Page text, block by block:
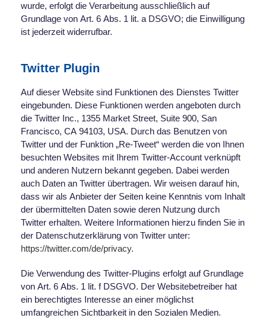
wurde, erfolgt die Verarbeitung ausschließlich auf
Grundlage von Art. 6 Abs. 1 lit. a DSGVO; die Einwilligung
ist jederzeit widerrufbar.
Twitter Plugin
Auf dieser Website sind Funktionen des Dienstes Twitter
eingebunden. Diese Funktionen werden angeboten durch
die Twitter Inc., 1355 Market Street, Suite 900, San
Francisco, CA 94103, USA. Durch das Benutzen von
Twitter und der Funktion „Re-Tweet“ werden die von Ihnen
besuchten Websites mit Ihrem Twitter-Account verknüpft
und anderen Nutzern bekannt gegeben. Dabei werden
auch Daten an Twitter übertragen. Wir weisen darauf hin,
dass wir als Anbieter der Seiten keine Kenntnis vom Inhalt
der übermittelten Daten sowie deren Nutzung durch
Twitter erhalten. Weitere Informationen hierzu finden Sie in
der Datenschutzerklärung von Twitter unter:
https://twitter.com/de/privacy.
Die Verwendung des Twitter-Plugins erfolgt auf Grundlage
von Art. 6 Abs. 1 lit. f DSGVO. Der Websitebetreiber hat
ein berechtigtes Interesse an einer möglichst
umfangreichen Sichtbarkeit in den Sozialen Medien.